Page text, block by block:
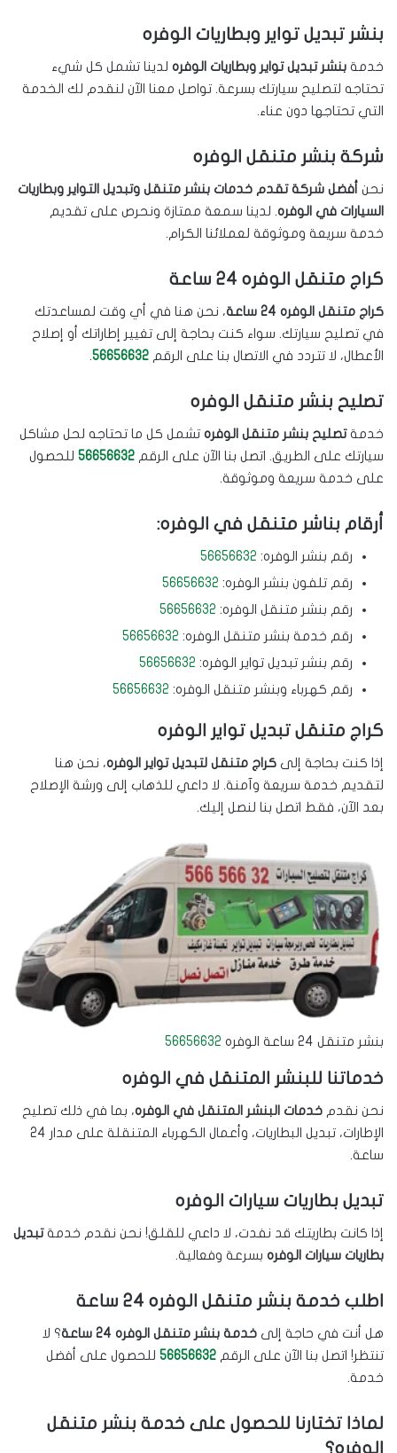
بنشر تبديل تواير وبطاريات الوفره
خدمة بنشر تبديل تواير وبطاريات الوفره لدينا تشمل كل شيء
تحتاجه لتصليح سيارتك بسرعة. تواصل معنا الآن لنقدم لك الخدمة
التي تحتاجها دون عناء.
شركة بنشر متنقل الوفره
نحن أفضل شركة تقدم خدمات بنشر متنقل وتبديل التواير وبطاريات
السيارات في الوفره. لدينا سمعة ممتازة ونحرص على تقديم
خدمة سريعة وموثوقة لعملائنا الكرام.
كراج متنقل الوفره 24 ساعة
كراج متنقل الوفره 24 ساعة
، نحن هنا في أي وقت لمساعدتك
في تصليح سيارتك. سواء كنت بحاجة إلى تغيير إطاراتك أو إصلاح
الأعطال، لا تتردد في الاتصال بنا على الرقم 56656632
.
تصليح بنشر متنقل الوفره
خدمةتصليح بنشر متنقل الوفره تشمل كل ما تحتاجه لحل مشاكل
سيارتك على الطريق. اتصل بنا الآن على الرقم 56656632 للحصول
على خدمة سريعة وموثوقة.
أرقام بناشر متنقل في الوفره:
رقم بنشر الوفره: 56656632
رقم تلفون بنشر الوفره: 56656632
رقم بنشر متنقل الوفره: 56656632
رقم خدمة بنشر متنقل الوفره: 56656632
رقم بنشر تبديل تواير الوفره: 56656632
رقم كهرباء وبنشر متنقل الوفره: 56656632
كراج متنقل تبديل تواير الوفره
إذا كنت بحاجة إلى كراج متنقل لتبديل تواير الوفره، نحن هنا
لتقديم خدمة سريعة وآمنة. لا داعي للذهاب إلى ورشة الإصلاح
بعد الآن، فقط اتصل بنا لنصل إليك.
بنشر متنقل 24 ساعة الوفره 56656632
خدماتنا للبنشر المتنقل في الوفره
نحن نقدم خدمات البنشر المتنقل في الوفره، بما في ذلك تصليح
الإطارات، تبديل البطاريات، وأعمال الكهرباء المتنقلة على مدار 24
ساعة.
تبديل بطاريات سيارات الوفره
إذا كانت بطاريتك قد نفدت، لا داعي للقلق! نحن نقدم خدمةتبديل
بطاريات سيارات الوفره بسرعة وفعالية.
اطلب خدمة بنشر متنقل الوفره 24 ساعة
هل أنت في حاجة إلى خدمة بنشر متنقل الوفره 24 ساعة
؟ لا
تنتظر! اتصل بنا الآن على الرقم 56656632 للحصول على أفضل
خدمة.
لماذا تختارنا للحصول على خدمة بنشر متنقل
الوفره؟